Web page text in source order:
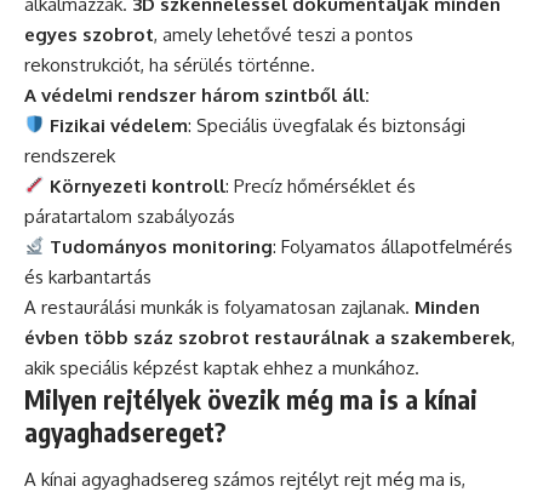
egyes szobrot, amely lehetővé teszi a pontos
rekonstrukciót, ha sérülés történne.
A védelmi rendszer három szintből áll:
Fizikai védelem: Speciális üvegfalak és biztonsági
rendszerek
Környezeti kontroll: Precíz hőmérséklet és
páratartalom szabályozás
Tudományos monitoring: Folyamatos állapotfelmérés
és karbantartás
A restaurálási munkák is folyamatosan zajlanak. Minden
évben több száz szobrot restaurálnak a szakemberek,
akik speciális képzést kaptak ehhez a munkához.
Milyen rejtélyek övezik még ma is a kínai
agyaghadsereget?
A kínai agyaghadsereg számos rejtélyt rejt még ma is,